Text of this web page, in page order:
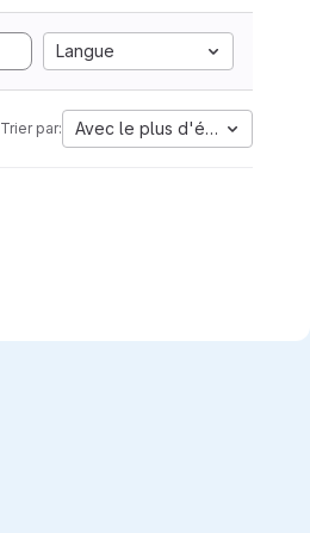
Langue
Trier par: Avec le plus d'étoiles